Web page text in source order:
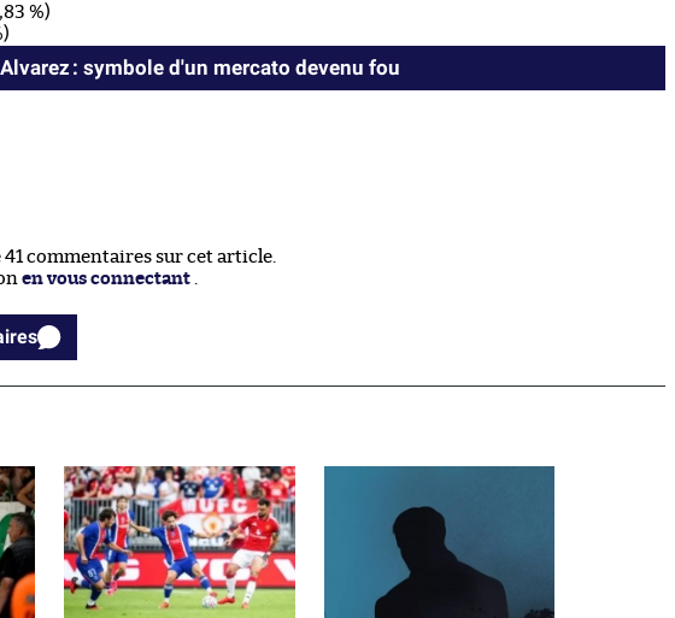
%)
: symbole d'un mercato devenu fou
commentaires sur cet article.
en vous connectant